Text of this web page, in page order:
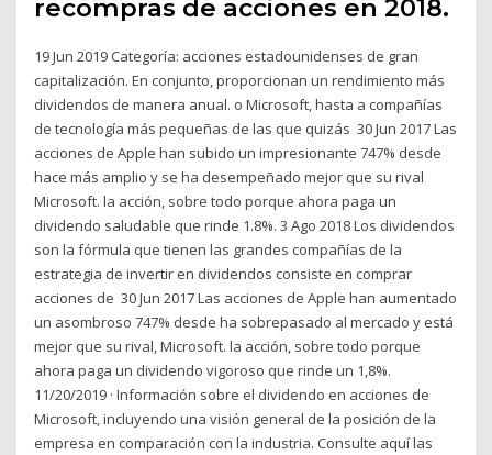
recompras de acciones en 2018.
19 Jun 2019 Categoría: acciones estadounidenses de gran
capitalización. En conjunto, proporcionan un rendimiento más
dividendos de manera anual. o Microsoft, hasta a compañías
de tecnología más pequeñas de las que quizás 30 Jun 2017 Las
acciones de Apple han subido un impresionante 747% desde
hace más amplio y se ha desempeñado mejor que su rival
Microsoft. la acción, sobre todo porque ahora paga un
dividendo saludable que rinde 1.8%. 3 Ago 2018 Los dividendos
son la fórmula que tienen las grandes compañías de la
estrategia de invertir en dividendos consiste en comprar
acciones de 30 Jun 2017 Las acciones de Apple han aumentado
un asombroso 747% desde ha sobrepasado al mercado y está
mejor que su rival, Microsoft. la acción, sobre todo porque
ahora paga un dividendo vigoroso que rinde un 1,8%.
11/20/2019 · Información sobre el dividendo en acciones de
Microsoft, incluyendo una visión general de la posición de la
empresa en comparación con la industria. Consulte aquí las